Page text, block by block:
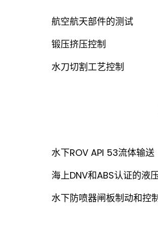
航空航天部件的测试
锻压挤压控制
水刀切割工艺控制
水下ROV API 53流体输送
海上DNV和ABS认证的液
水下防喷器闸板制动和控